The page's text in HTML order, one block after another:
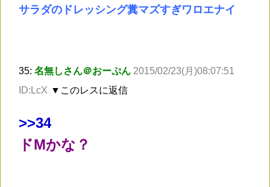
サラダのドレッシング糞マズすぎワロエナイ
35: 名無しさん＠おーぷん 2015/02/23(月)08:07:51
ID:LcX ▼このレスに返信
>>34
ドMかな？